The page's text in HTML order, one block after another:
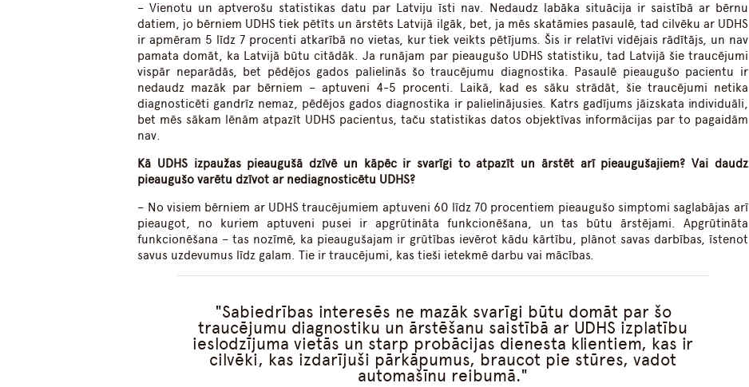
– Vienotu un aptverošu statistikas datu par Latviju īsti nav. Nedaudz labāka situācija ir saistībā ar bērnu
datiem, jo bērniem UDHS tiek pētīts un ārstēts Latvijā ilgāk, bet, ja mēs skatāmies pasaulē, tad cilvēku ar UDHS
ir apmēram 5 līdz 7 procenti atkarībā no vietas, kur tiek veikts pētījums. Šis ir relatīvi vidējais rādītājs, un nav
pamata domāt, ka Latvijā būtu citādāk. Ja runājam par pieaugušo UDHS statistiku, tad Latvijā šie traucējumi
vispār neparādās, bet pēdējos gados palielinās šo traucējumu diagnostika. Pasaulē pieaugušo pacientu ir
nedaudz mazāk par bērniem – aptuveni 4-5 procenti. Laikā, kad es sāku strādāt, šie traucējumi netika
diagnosticēti gandrīz nemaz, pēdējos gados diagnostika ir palielinājusies. Katrs gadījums jāizskata individuāli,
bet mēs sākam lēnām atpazīt UDHS pacientus, taču statistikas datos objektīvas informācijas par to pagaidām
nav.
Kā UDHS izpaužas pieaugušā dzīvē un kāpēc ir svarīgi to atpazīt un ārstēt arī pieaugušajiem? Vai daudz
pieaugušo varētu dzīvot ar nediagnosticētu UDHS?
– No visiem bērniem ar UDHS traucējumiem aptuveni 60 līdz 70 procentiem pieaugušo simptomi saglabājas arī
pieaugot, no kuriem aptuveni pusei ir apgrūtināta funkcionēšana, un tas būtu ārstējami. Apgrūtināta
funkcionēšana – tas nozīmē, ka pieaugušajam ir grūtības ievērot kādu kārtību, plānot savas darbības, īstenot
savus uzdevumus līdz galam. Tie ir traucējumi, kas tieši ietekmē darbu vai mācības.
Sabiedrības interesēs ne mazāk svarīgi būtu domāt par šo
traucējumu diagnostiku un ārstēšanu saistībā ar UDHS izplatību
ieslodzījuma vietās un starp probācijas dienesta klientiem, kas ir
cilvēki, kas izdarījuši pārkāpumus, braucot pie stūres, vadot
automašīnu reibumā.